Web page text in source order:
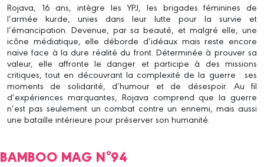
Rojava, 16 ans, intègre les YPJ, les brigades féminines de
l’armée kurde, unies dans leur lutte pour la survie et
l’émancipation. Devenue, par sa beauté, et malgré elle, une
icône médiatique, elle déborde d’idéaux mais reste encore
naïve face à la dure réalité du front. Déterminée à prouver sa
valeur, elle affronte le danger et participe à des missions
critiques, tout en découvrant la complexité de la guerre : ses
moments de solidarité, d’humour et de désespoir. Au fil
d’expériences marquantes, Rojava comprend que la guerre
n’est pas seulement un combat contre un ennemi, mais aussi
une bataille intérieure pour préserver son humanité.
BAMBOO MAG N°94